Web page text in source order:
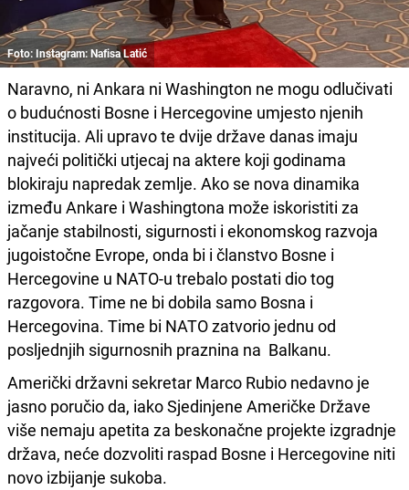
Foto: Instagram: Nafisa Latić
Naravno, ni Ankara ni Washington ne mogu odlučivati
o budućnosti Bosne i Hercegovine umjesto njenih
institucija. Ali upravo te dvije države danas imaju
najveći politički utjecaj na aktere koji godinama
blokiraju napredak zemlje. Ako se nova dinamika
između Ankare i Washingtona može iskoristiti za
jačanje stabilnosti, sigurnosti i ekonomskog razvoja
jugoistočne Evrope, onda bi i članstvo Bosne i
Hercegovine u NATO-u trebalo postati dio tog
razgovora. Time ne bi dobila samo Bosna i
Hercegovina. Time bi NATO zatvorio jednu od
posljednjih sigurnosnih praznina na Balkanu.
Američki državni sekretar Marco Rubio nedavno je
jasno poručio da, iako Sjedinjene Američke Države
više nemaju apetita za beskonačne projekte izgradnje
država, neće dozvoliti raspad Bosne i Hercegovine niti
novo izbijanje sukoba.